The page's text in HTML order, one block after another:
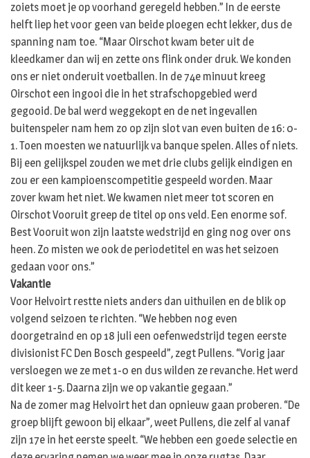
zoiets moet je op voorhand geregeld hebben.” In de eerste
helft liep het voor geen van beide ploegen echt lekker, dus de
spanning nam toe. “Maar Oirschot kwam beter uit de
kleedkamer dan wij en zette ons flink onder druk. We konden
ons er niet onderuit voetballen. In de 74e minuut kreeg
Oirschot een ingooi die in het strafschopgebied werd
gegooid. De bal werd weggekopt en de net ingevallen
buitenspeler nam hem zo op zijn slot van even buiten de 16: 0-
1. Toen moesten we natuurlijk va banque spelen. Alles of niets.
Bij een gelijkspel zouden we met drie clubs gelijk eindigen en
zou er een kampioenscompetitie gespeeld worden. Maar
zover kwam het niet. We kwamen niet meer tot scoren en
Oirschot Vooruit greep de titel op ons veld. Een enorme sof.
Best Vooruit won zijn laatste wedstrijd en ging nog over ons
heen. Zo misten we ook de periodetitel en was het seizoen
gedaan voor ons.”
Vakantie
Voor Helvoirt restte niets anders dan uithuilen en de blik op
volgend seizoen te richten. “We hebben nog even
doorgetraind en op 18 juli een oefenwedstrijd tegen eerste
divisionist FC Den Bosch gespeeld”, zegt Pullens. “Vorig jaar
versloegen we ze met 1-0 en dus wilden ze revanche. Het werd
dit keer 1-5. Daarna zijn we op vakantie gegaan.”
Na de zomer mag Helvoirt het dan opnieuw gaan proberen. “De
groep blijft gewoon bij elkaar”, weet Pullens, die zelf al vanaf
zijn 17e in het eerste speelt. “We hebben een goede selectie en